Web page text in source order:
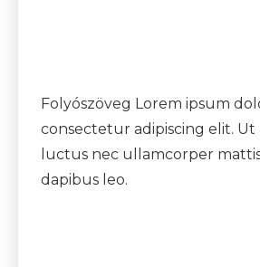
Folyószöveg Lorem ipsum
consectetur adipiscing elit.
luctus nec ullamcorper
dapibus leo.